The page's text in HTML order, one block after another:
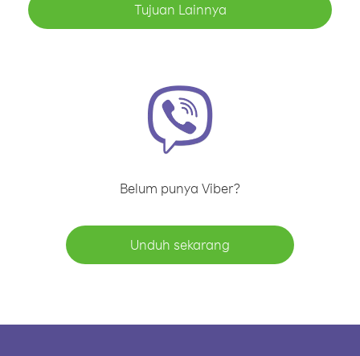
Tujuan Lainnya
Belum punya Viber?
Unduh sekarang